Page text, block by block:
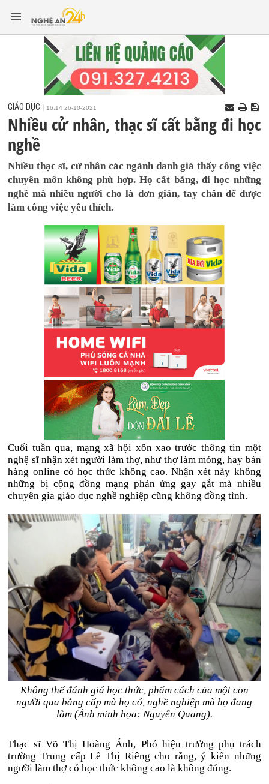
GIÁO DỤC 16:14 26-10-2021
Nhiều cử nhân, thạc sĩ cất bằng đi học
nghề
Nhiều thạc sĩ, cử nhân các ngành danh giá thấy công việc
chuyên môn không phù hợp. Họ cất bằng, đi học những
nghề mà nhiều người cho là đơn giản, tay chân để được
làm công việc yêu thích.
Cuối tuần qua, mạng xã hội xôn xao trước thông tin một
nghệ sĩ nhận xét người làm thợ, như thợ làm móng, hay bán
hàng online có học thức không cao. Nhận xét này không
những bị cộng đồng mạng phản ứng gay gắt mà nhiều
chuyên gia giáo dục nghề nghiệp cũng không đồng tình.
Không thể đánh giá học thức, phẩm cách của một con
người qua bằng cấp mà họ có, nghề nghiệp mà họ đang
làm (Ảnh minh họa: Nguyễn Quang).
Thạc sĩ Võ Thị Hoàng Ánh, Phó hiệu trưởng phụ trách
trường Trung cấp Lê Thị Riêng cho rằng, ý kiến những
người làm thợ có học thức không cao là không đúng.